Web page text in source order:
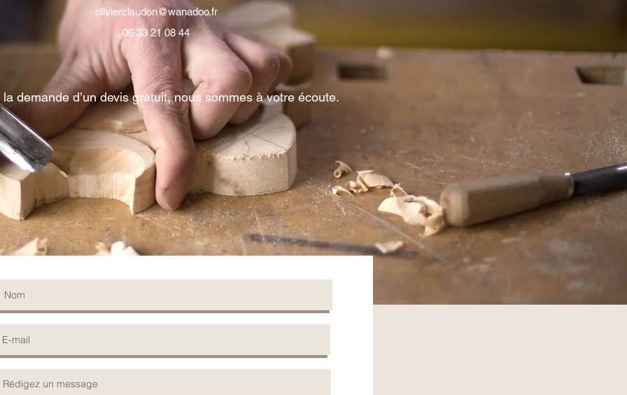
la demande d’un devis gratuit, nous sommes à votre écoute.
olivierclaudon@wanadoo.fr
06 33 21 08 44